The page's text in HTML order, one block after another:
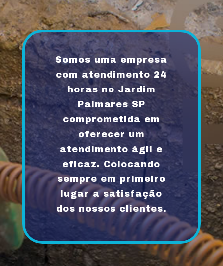
Somos uma empresa
com atendimento 24
horas no Jardim
Palmares SP
comprometida em
oferecer um
atendimento ágil e
eficaz. Colocando
sempre em primeiro
lugar a satisfação
dos nossos clientes.